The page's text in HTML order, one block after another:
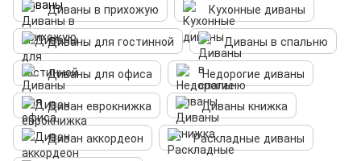
Диваны в прихожую
Кухонные диваны
Диваны для гостинной
Диваны в спальню
Диваны для офиса
Недорогие диваны
Диван еврокнижка
Диваны книжка
Диван аккордеон
Раскладные диваны